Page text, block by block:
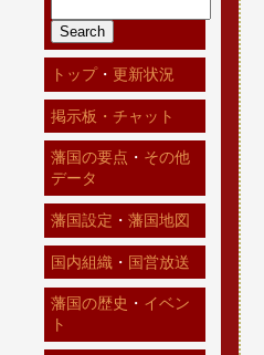
トップ・ 更新状況
掲示板・チャット
藩国の要点 ・ その他
データ
藩国設定 ・ 藩国地図
国内組織 ・ 国営放送
藩国の歴史 ・ イベン
ト